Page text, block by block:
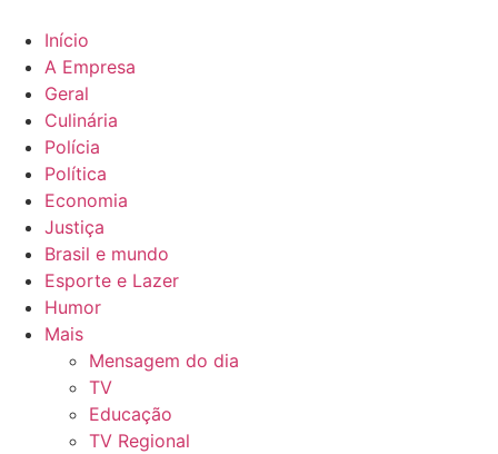
para
conteúdo
Início
A Empresa
Geral
Culinária
Polícia
Política
Economia
Justiça
Brasil e mundo
Esporte e Lazer
Humor
Mais
Mensagem do dia
TV
Educação
TV Regional